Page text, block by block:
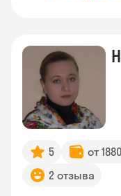
5 от
2 отзыва